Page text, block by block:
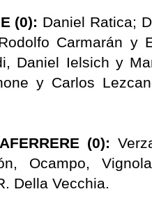
(0): Daniel Ratica;
Carmarán y
Daniel Ielsich y
y Carlos
(0):
Ocampo,
Della Vecchia.